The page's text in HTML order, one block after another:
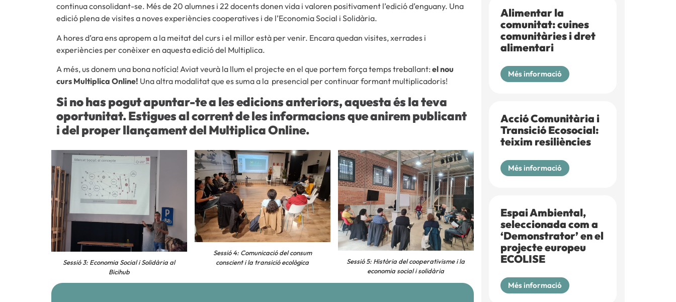
Alimentar la
comunitat: cuines
comunitàries i dret
alimentari
Més informació
Acció Comunitària i
Transició Ecosocial:
teixim resiliències
Més informació
Espai Ambiental,
seleccionada com a
‘Demonstrator’ en el
projecte europeu
ECOLISE
Més informació
continua consolidant-se. Més de 20 alumnes i 22 docents donen vida i valoren positivament l’edició d’enguany. Una
edició plena de visites a noves experiències cooperatives i de l’Economia Social i Solidària.
A hores d’ara ens apropem a la meitat del curs i el millor està per venir. Encara quedan visites, xerrades i
experiències per conèixer en aquesta edició del Multiplica.
A més, us donem una bona notícia! Aviat veurà la llum el projecte en el que portem força temps treballant: el nou
curs Multiplica Online! Una altra modalitat que es suma a la presencial per continuar formant multiplicadoris!
Si no has pogut apuntar-te a les edicions anteriors, aquesta és la teva
oportunitat. Estigues al corrent de les informacions que anirem publicant
i del proper llançament del Multiplica Online.
Sessió 3: Economia Social i Solidària al
Bicihub
Sessió 4: Comunicació del consum
conscient i la transició ecològica
Sessió 5: Història del cooperativisme i la
economia social i solidària